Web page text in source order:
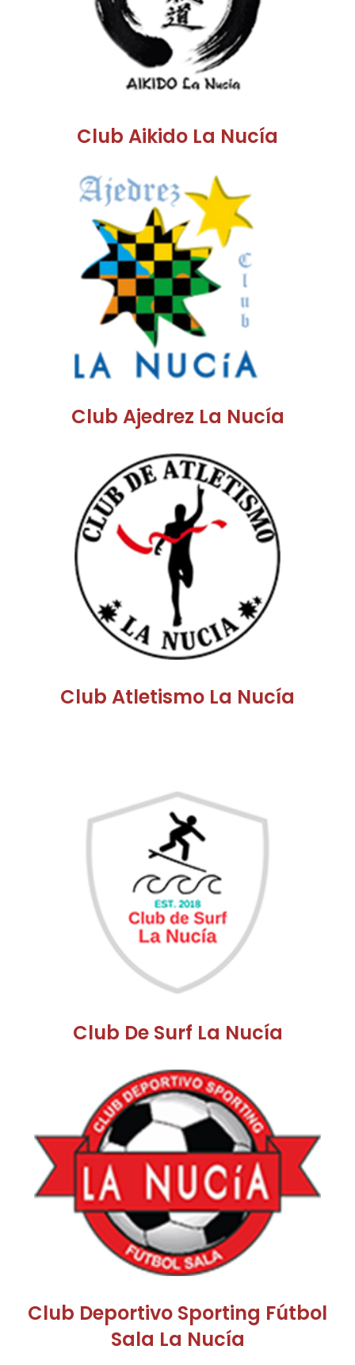
Club Aikido La Nucía
Club Ajedrez La Nucía
Club Atletismo La Nucía
Club De Surf La Nucía
Club Deportivo Sporting Fútbol
Sala La Nucía